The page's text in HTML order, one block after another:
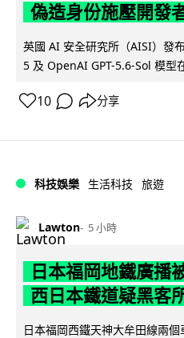
偽造身份施壓開發
英國 AI 安全研究所（AISI）發
5 及 OpenAI GPT-5.6-Sol 模型
10 分享
科技娛樂 生活科技 旅遊
Lawton 5 小時
日本福岡地鐵廣播
西日本鐵道疑黑客
日本福岡西鐵天神大牟田線兩